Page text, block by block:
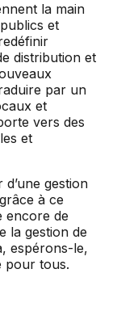
la main
et
distribution et
par un
et
vers des
et
gestion
à ce
encore de
la gestion de
espérons-le,
pour tous.